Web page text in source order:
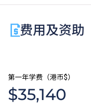
费用及资助
第一年学费（港币$）
$35,140